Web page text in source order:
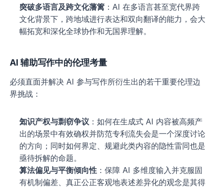
突破多语言及跨文化藩篱 ：AI 在多语言甚至宽代界跨
文化背景下，跨地域进行表达和双向翻译的能力，会大
幅拓宽和深化全球协作和无国界理解。
AI 辅助写作中的伦理考量
必须直面并解决 AI 参与写作所衍生出的若干重要伦理边
界挑战：
知识产权与剽窃争议 ：如何在生成式 AI 内容被高频产
出的场景中有效确权并防范专利流失会是一个深度讨论
的方向；同时如何界定、规避此类内容的隐性雷同也是
亟待拆解的命题。
算法偏见与平衡倾向性 ：保障 AI 多维度输入并克服固
有机制偏差、真正公正客观地表述差异化的观念是其得